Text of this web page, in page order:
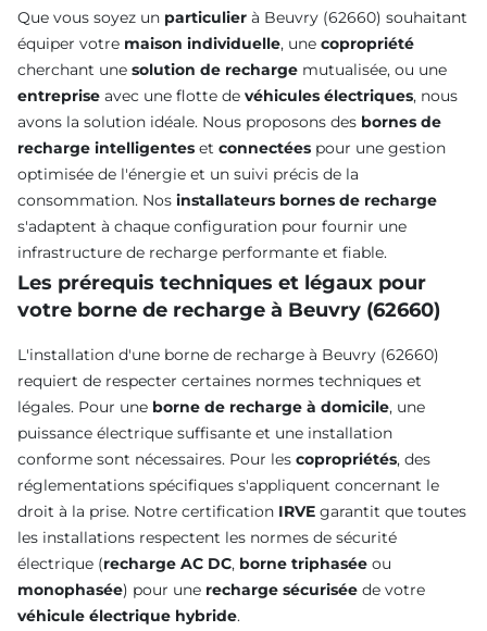
Que vous soyez un particulier à Beuvry (62660) souhaitant
équiper votre maison individuelle, une copropriété
cherchant une solution de recharge mutualisée, ou une
entreprise avec une flotte de véhicules électriques, nous
avons la solution idéale. Nous proposons des bornes de
recharge intelligentes et connectées pour une gestion
optimisée de l'énergie et un suivi précis de la
consommation. Nos installateurs bornes de recharge
s'adaptent à chaque configuration pour fournir une
infrastructure de recharge performante et fiable.
Les prérequis techniques et légaux pour
votre borne de recharge à Beuvry (62660)
L'installation d'une borne de recharge à Beuvry (62660)
requiert de respecter certaines normes techniques et
légales. Pour une borne de recharge à domicile, une
puissance électrique suffisante et une installation
conforme sont nécessaires. Pour les copropriétés, des
réglementations spécifiques s'appliquent concernant le
droit à la prise. Notre certification IRVE garantit que toutes
les installations respectent les normes de sécurité
électrique (recharge AC DC, borne triphasée ou
monophasée) pour une recharge sécurisée de votre
véhicule électrique hybride.